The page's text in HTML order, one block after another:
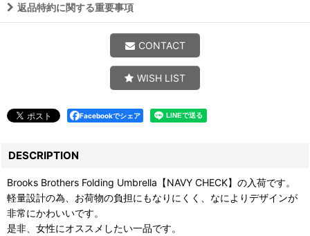
返品特約に関する重要事項
CONTACT
WISH LIST
Facebookでシェア
DESCRIPTION
Brooks Brothers Folding Umbrella【NAVY CHECK】の入荷です。
軽量設計の為、お荷物の負担にもなりにくく、なによりデザインが
非常にかわいいです。
是非、女性にオススメしたい一品です。